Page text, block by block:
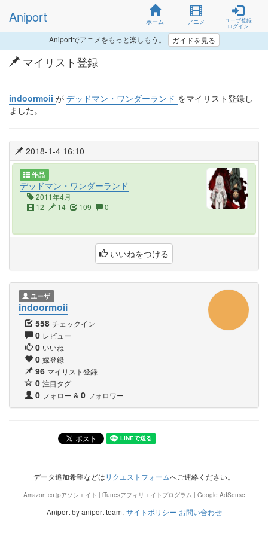
Aniport ホーム アニメ
ユーザ登録
ログイン
Aniportでアニメをもっと楽しもう。 ガイドを見る
マイリスト登録
indoormoii が デッドマン・ワンダーランド をマイリスト登録し
ました。
2018-1-4 16:10
作品
デッドマン・ワンダーランド
2011年4月
12
14 109 0
いいねをつける
ユーザ
indoormoii
558 チェックイン
0 レビュー
0 いいね
0 嫁登録
96 マイリスト登録
0 注目タグ
0 フォロー & 0 フォロワー
データ追加希望などはリクエストフォームへご連絡ください。
Amazon.co.jpアソシエイト | iTunesアフィリエイトプログラム | Google AdSense
Aniport by aniport team. サイトポリシー お問い合わせ